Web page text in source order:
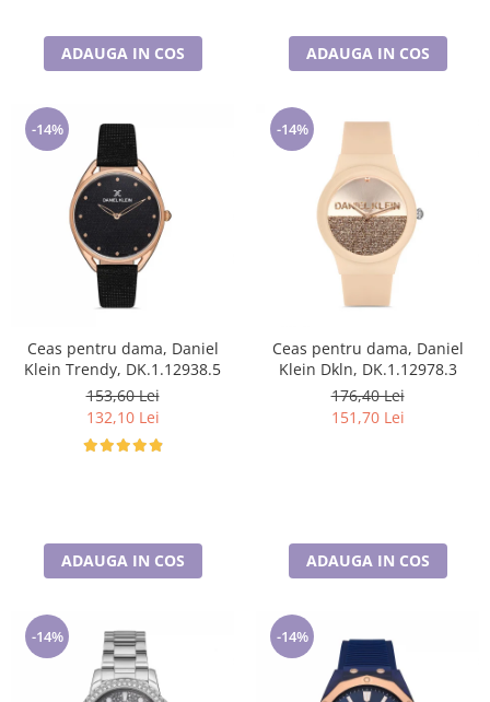
ADAUGA IN COS ADAUGA IN COS
-14%
Ceas pentru dama, Daniel
Klein Trendy, DK.1.12938.5
153,60 Lei
132,10 Lei
ADAUGA IN COS
-14%
Ceas pentru dama, Daniel
Klein Dkln, DK.1.12978.3
176,40 Lei
151,70 Lei
ADAUGA IN COS
-14% -14%